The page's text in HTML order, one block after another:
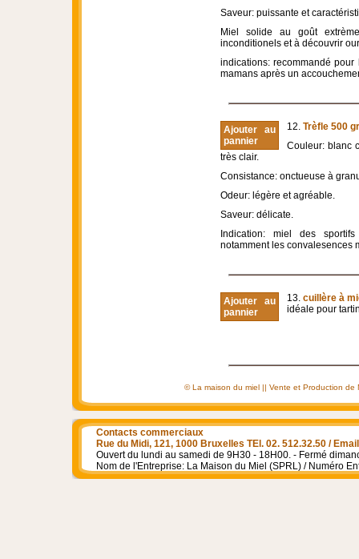
Saveur: puissante et
Miel solide au goût
inconditionels et à découvrir
indications: recommandé
mamans après un
Ajouter au
pannier
12. Trèfle 500
Couleur: blanc
très clair.
Consistance: onctueuse à
Odeur: légère et agréable.
Saveur: délicate.
Indication: miel des
notamment les convalesences
Ajouter au
pannier
13. cuillère à
idéale pour
© La maison du miel || Vente et Production de
Contacts commerciaux
Rue du Midi, 121, 1000 Bruxelles TEl. 02. 512.32.50 /
Ouvert du lundi au samedi de 9H30 - 18H00. - Fermé
Nom de l'Entreprise: La Maison du Miel (SPRL) / Numéro